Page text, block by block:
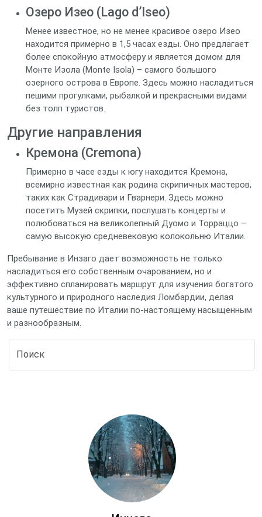
Озеро Изео (Lago d’Iseo)
Менее известное, но не менее красивое озеро Изео
находится примерно в 1,5 часах езды. Оно предлагает
более спокойную атмосферу и является домом для
Монте Изола (Monte Isola) – самого большого
озерного острова в Европе. Здесь можно насладиться
пешими прогулками, рыбалкой и прекрасными видами
без толп туристов.
Другие направления
Кремона (Cremona)
Примерно в часе езды к югу находится Кремона,
всемирно известная как родина скрипичных мастеров,
таких как Страдивари и Гварнери. Здесь можно
посетить Музей скрипки, послушать концерты и
полюбоваться на великолепный Дуомо и Торраццо –
самую высокую средневековую колокольню Италии.
Пребывание в Инзаго дает возможность не только
насладиться его собственным очарованием, но и
эффективно спланировать маршрут для изучения богатого
культурного и природного наследия Ломбардии, делая
ваше путешествие по Италии по-настоящему насыщенным
и разнообразным.